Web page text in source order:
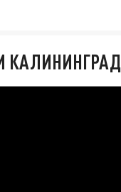
КАЛИНИНГРАД